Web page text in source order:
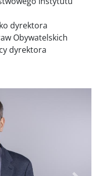
dyrektora
Obywatelskich
dyrektora